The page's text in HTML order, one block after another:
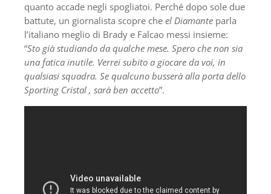
quanto accade negli spogliatoi. Perché dopo sole due
battute, un giornalista scopre che el Diamante parla
l’italiano meglio di Brady e Falcao messi insieme:
“Sto già studiando da qualche mese. Spero che non sia
una fatica inutile. Verrei subito a giocare da voi, in
qualsiasi squadra. Se qualcuno busserà alla porta dello
Sporting Cristal , sarà ben accetto”.